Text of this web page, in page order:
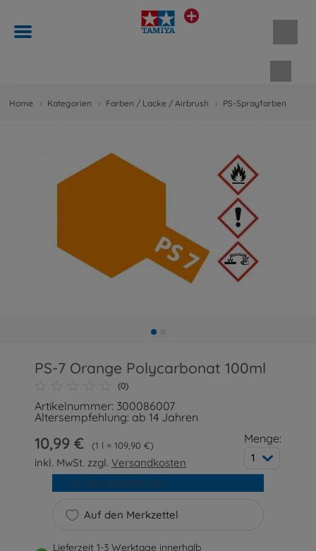
Home Kategorien Farben / Lacke / Airbrush PS-Sprayfarben
PS-7 Orange Polycarbonat 100ml
(0)
Artikelnummer: 300086007
Altersempfehlung: ab 14 Jahren
10,99 € 1 l = 109,90 €
inkl. MwSt. zzgl.Versandkosten
Menge:
1
Auf den Merkzettel
In den Warenkorb
Lieferzeit 1-3 Werktage innerhalb